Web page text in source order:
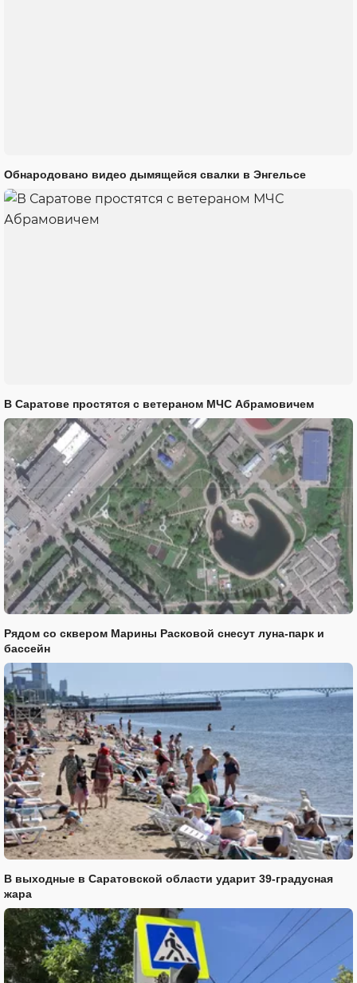
Обнародовано видео дымящейся свалки в Энгельсе
В Саратове простятся с ветераном МЧС Абрамовичем
Рядом со сквером Марины Расковой снесут луна-парк и
бассейн
В выходные в Саратовской области ударит 39-градусная
жара